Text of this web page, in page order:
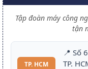
Tập đoàn máy công
tận
TP. HCM
📍 Số
TP.